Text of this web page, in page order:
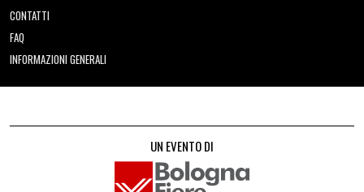
CONTATTI
FAQ
INFORMAZIONI GENERALI
UN EVENTO DI